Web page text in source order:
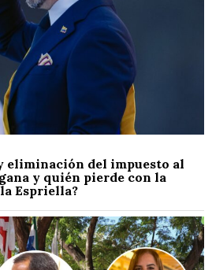
eliminación del impuesto al
y quién pierde con la
Espriella?